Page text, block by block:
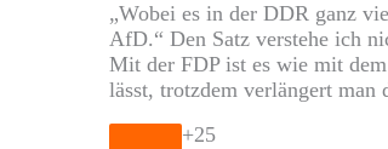
„Wobei es in der DDR ganz
AfD.“ Den Satz verstehe ich
Mit der FDP ist es wie mit
lässt, trotzdem verlängert man
+25